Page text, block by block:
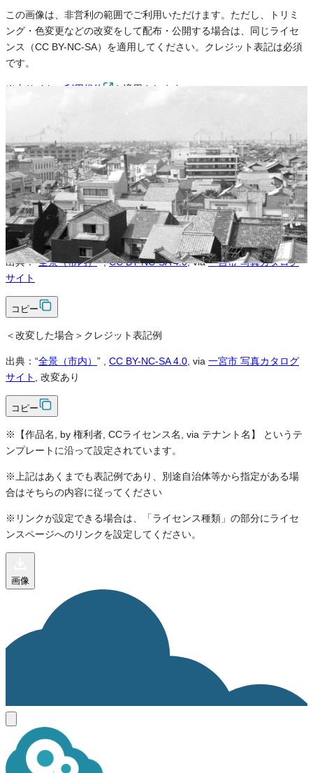
この画像は、非営利の範囲でご利用いただけます。ただし、トリミ
ング・色変更などの改変をして配布・公開する場合は、同じライセ
ンス（CC BY-NC-SA）を適用してください。クレジット表記は必須
です。
※本サイトの 利用規約 も適用されます。
不可
改変
条件付き条件付き
クレジット表記
必須
クレジット表記例
出典：“全景（市内）”,CC BY-NC-SA 4.0, via一宮市 写真カタログ
サイト
コピー
＜改変した場合＞クレジット表記例
出典：“全景（市内） ” CC BY-NC-SA 4.0 , via 一宮市 写真カタログ
サイト
, 改変あり
コピー
※【作品名, by 権利者, CCライセンス名, via テナント名】 というテ
ンプレートに沿って設定されています。
※上記はあくまでも表記例であり、別途自治体等から指定がある場
合はそちらの内容に従ってください
※リンクが設定できる場合は、「ライセンス種類」の部分にライセ
ンスページへのリンクを設定してください。
画像